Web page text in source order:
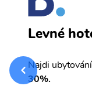
Levné
Najdi
30%.